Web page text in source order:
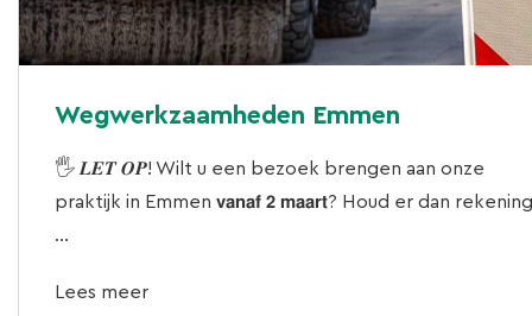
Wegwerkzaamheden Emmen
🖐 𝑳𝑬𝑻 𝑶𝑷! Wilt u een bezoek brengen aan onze
praktijk in Emmen 𝘃𝗮𝗻𝗮𝗳 𝟮 𝗺𝗮𝗮𝗿𝘁? Houd er dan rekening
...
Lees meer